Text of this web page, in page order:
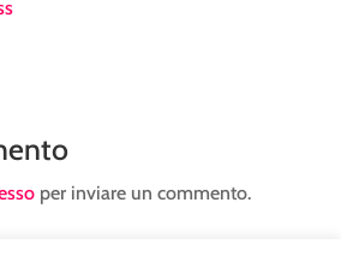
per inviare un commento.